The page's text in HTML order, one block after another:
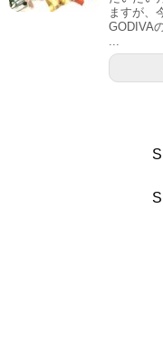
ますが、
GODIVA
...